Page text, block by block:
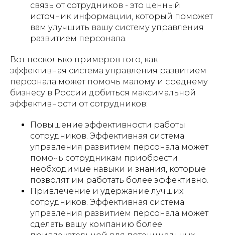
связь от сотрудников - это ценный
источник информации, который поможет
вам улучшить вашу систему управления
развитием персонала.
Вот несколько примеров того, как
эффективная система управления развитием
персонала может помочь малому и среднему
бизнесу в России добиться максимальной
эффективности от сотрудников:
Повышение эффективности работы
сотрудников. Эффективная система
управления развитием персонала может
помочь сотрудникам приобрести
необходимые навыки и знания, которые
позволят им работать более эффективно.
Привлечение и удержание лучших
сотрудников. Эффективная система
управления развитием персонала может
сделать вашу компанию более